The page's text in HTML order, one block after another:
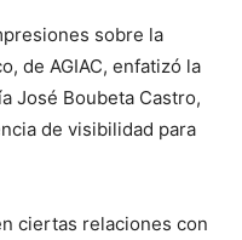
sobre la
de AGIAC, enfatizó la
José Boubeta Castro,
de visibilidad para
ciertas relaciones con